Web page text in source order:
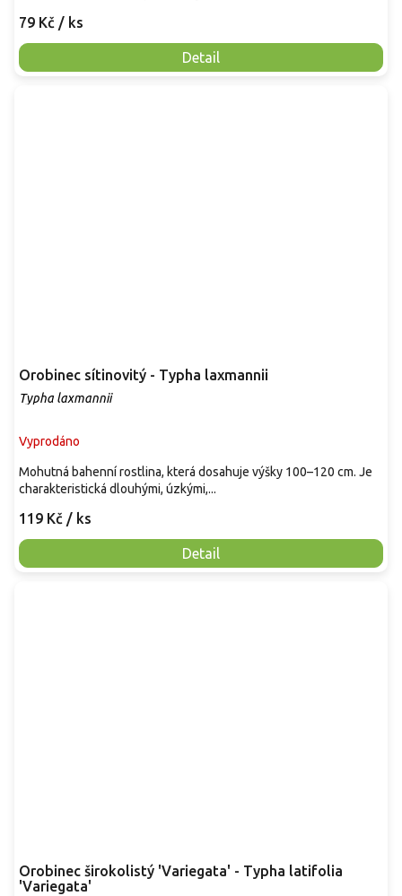
79 Kč / ks
Detail
Orobinec sítinovitý - Typha laxmannii
Typha laxmannii
Vyprodáno
119 Kč / ks
Detail
Mohutná bahenní rostlina, která dosahuje výšky 100–120 cm. Je
charakteristická dlouhými, úzkými,...
Orobinec širokolistý 'Variegata' - Typha latifolia
'Variegata'